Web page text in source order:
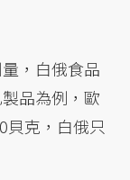
，白俄食品
品為例，歐
貝克，白俄只